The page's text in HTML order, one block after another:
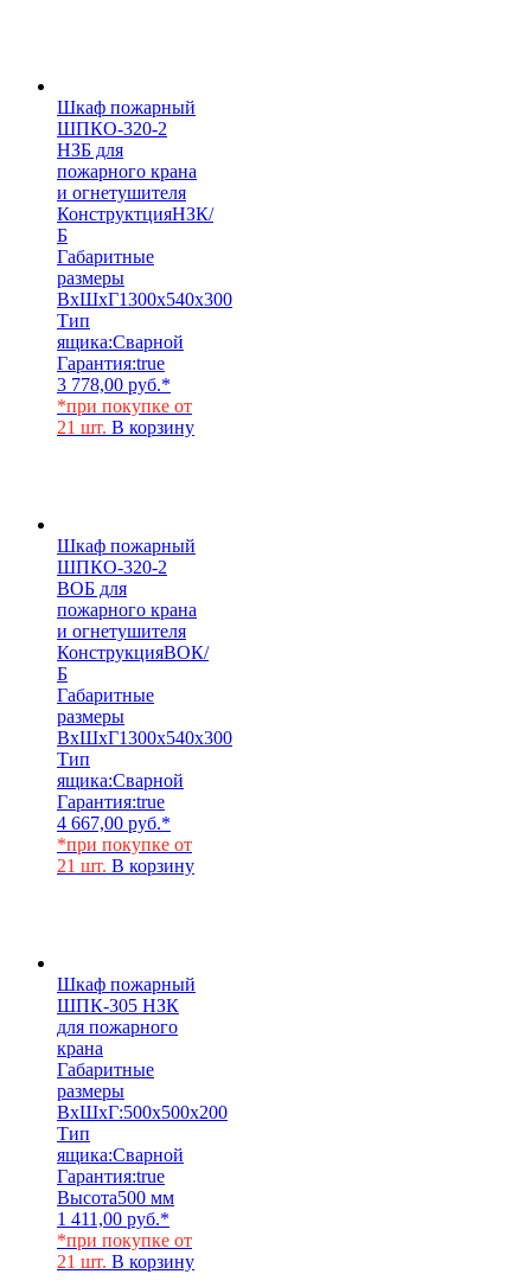
Шкаф пожарный
ШПКО-320-2
НЗБ для
пожарного крана
и огнетушителя
КонструктцияНЗК/
Б
Габаритные
размеры
ВхШхГ1300х540х300
Тип
ящика:Сварной
Гарантия:true
3 778,00 руб.*
*при покупке от
21 шт. В корзину
Шкаф пожарный
ШПКО-320-2
ВОБ для
пожарного крана
и огнетушителя
КонструкцияВОК/
Б
Габаритные
размеры
ВхШхГ1300х540х300
Тип
ящика:Сварной
Гарантия:true
4 667,00 руб.*
*при покупке от
21 шт. В корзину
Шкаф пожарный
ШПК-305 НЗК
для пожарного
крана
Габаритные
размеры
ВхШхГ:500х500х200
Тип
ящика:Сварной
Гарантия:true
Высота500 мм
1 411,00 руб.*
*при покупке от
21 шт. В корзину